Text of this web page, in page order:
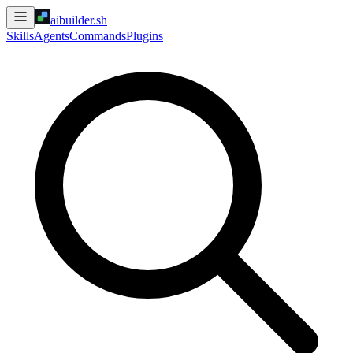
aibuilder.sh
SkillsAgentsCommandsPlugins